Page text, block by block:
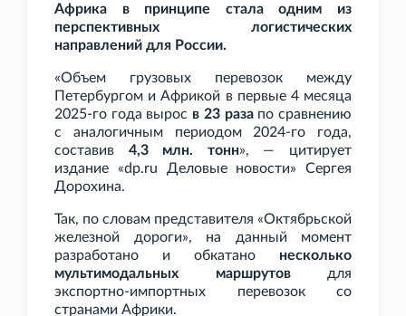
Африка в принципе стала одним из
перспективных логистических
направлений для России.
«Объем грузовых перевозок между
Петербургом и Африкой в первые 4 месяца
2025-го года вырос в 23 разапо сравнению
с аналогичным периодом 2024-го года,
составив 4,3 млн. тонн», — цитирует
издание «dp.ru Деловые новости» Сергея
Дорохина.
Так, по словам представителя «Октябрьской
железной дороги», на данный момент
разработано и обкатано несколько
мультимодальных маршрутовдля
экспортно-импортных перевозок со
странами Африки.